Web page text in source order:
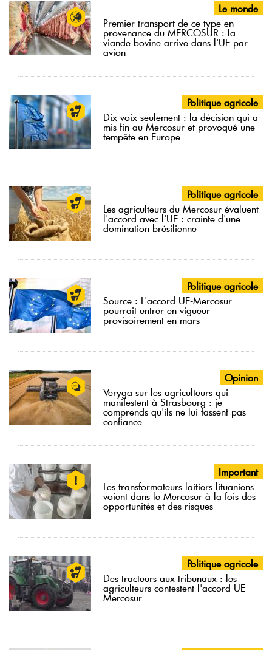
Le monde
Premier transport de ce type en
provenance du MERCOSUR : la
viande bovine arrive dans l'UE par
avion
Politique agricole
Dix voix seulement : la décision qui a
mis fin au Mercosur et provoqué une
tempête en Europe
Politique agricole
Les agriculteurs du Mercosur évaluent
l'accord avec l'UE : crainte d'une
domination brésilienne
Politique agricole
Source : L'accord UE-Mercosur
pourrait entrer en vigueur
provisoirement en mars
Opinion
Veryga sur les agriculteurs qui
manifestent à Strasbourg : je
comprends qu'ils ne lui fassent pas
confiance
Important
Les transformateurs laitiers lituaniens
voient dans le Mercosur à la fois des
opportunités et des risques
Politique agricole
Des tracteurs aux tribunaux : les
agriculteurs contestent l'accord UE-
Mercosur